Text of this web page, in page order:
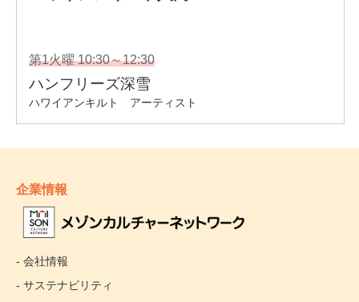
企業情報
- 会社情報
- サステナビリティ